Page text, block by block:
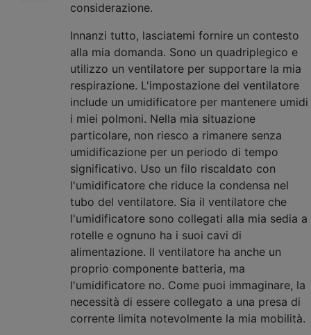
considerazione.
Innanzi tutto, lasciatemi fornire un contesto
alla mia domanda. Sono un quadriplegico e
utilizzo un ventilatore per supportare la mia
respirazione. L'impostazione del ventilatore
include un umidificatore per mantenere umidi
i miei polmoni. Nella mia situazione
particolare, non riesco a rimanere senza
umidificazione per un periodo di tempo
significativo. Uso un filo riscaldato con
l'umidificatore che riduce la condensa nel
tubo del ventilatore. Sia il ventilatore che
l'umidificatore sono collegati alla mia sedia a
rotelle e ognuno ha i suoi cavi di
alimentazione. Il ventilatore ha anche un
proprio componente batteria, ma
l'umidificatore no. Come puoi immaginare, la
necessità di essere collegato a una presa di
corrente limita notevolmente la mia mobilità.